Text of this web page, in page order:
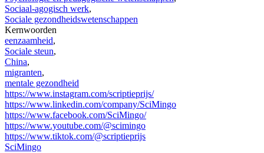
Sociaal-agogisch werk,
Sociale gezondheidswetenschappen
Kernwoorden
eenzaamheid,
Sociale steun,
China,
migranten,
mentale gezondheid
https://www.instagram.com/scriptieprijs/
https://www.linkedin.com/company/SciMingo
https://www.facebook.com/SciMingo/
https://www.youtube.com/@scimingo
https://www.tiktok.com/@scriptieprijs
SciMingo